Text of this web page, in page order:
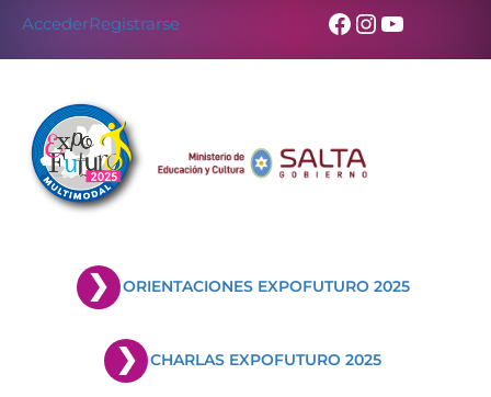
AccederRegistrarse Facebook
Instagram
YouTube
ORIENTACIONES EXPOFUTURO 2025
CHARLAS EXPOFUTURO 2025